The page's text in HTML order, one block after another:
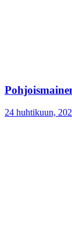
24 huhtikuun,